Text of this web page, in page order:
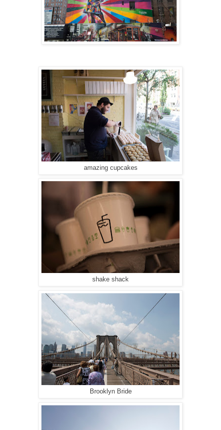
amazing cupcakes
shake shack
Brooklyn Bride